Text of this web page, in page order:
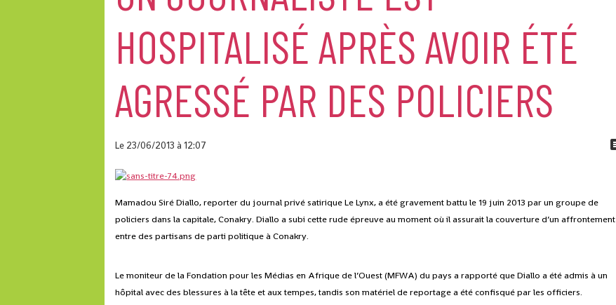
HOSPITALISÉ APRÈS AVOIR ÉTÉ
AGRESSÉ PAR DES POLICIERS
Le 23/06/2013à 12:07
Mamadou Siré Diallo, reporter du journal privé satirique Le Lynx, a été gravement battu le 19 juin 2013 par un groupe de
policiers dans la capitale, Conakry. Diallo a subi cette rude épreuve au moment où il assurait la couverture d’un affrontement
entre des partisans de parti politique à Conakry.
Le moniteur de la Fondation pour les Médias en Afrique de l’Ouest (MFWA) du pays a rapporté que Diallo a été admis à un
hôpital avec des blessures à la tête et aux tempes, tandis son matériel de reportage a été confisqué par les officiers.